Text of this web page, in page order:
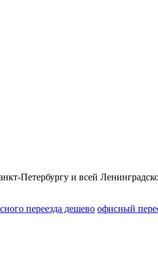
Петербургу и всей
переезда дешево офисный